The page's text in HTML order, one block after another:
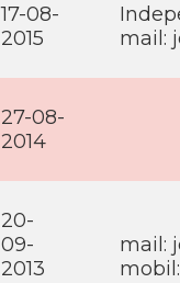
17-08-
2015
mail:
27-08-
2014
20-
09-
2013
mail:
mobil: